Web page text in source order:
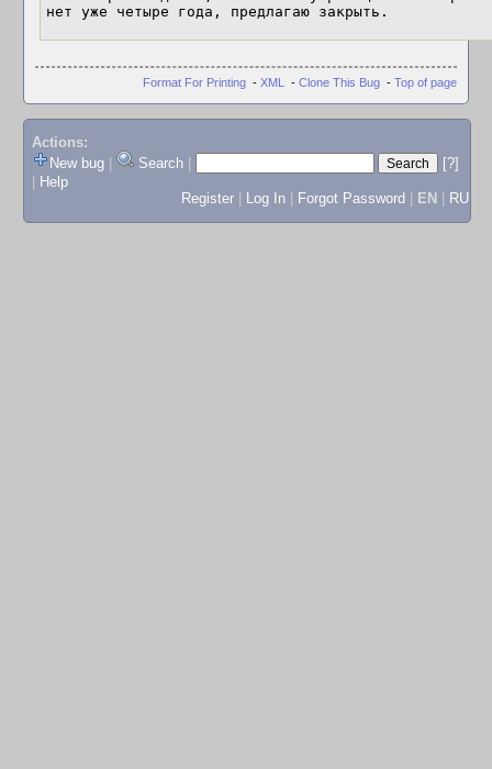
нет уже четыре года, предлагаю закрыть.
Format For Printing - XML - Clone This Bug - Top of page
Actions:
New bug
Search
[?]
Help
Register
Log In Forgot Password EN RU